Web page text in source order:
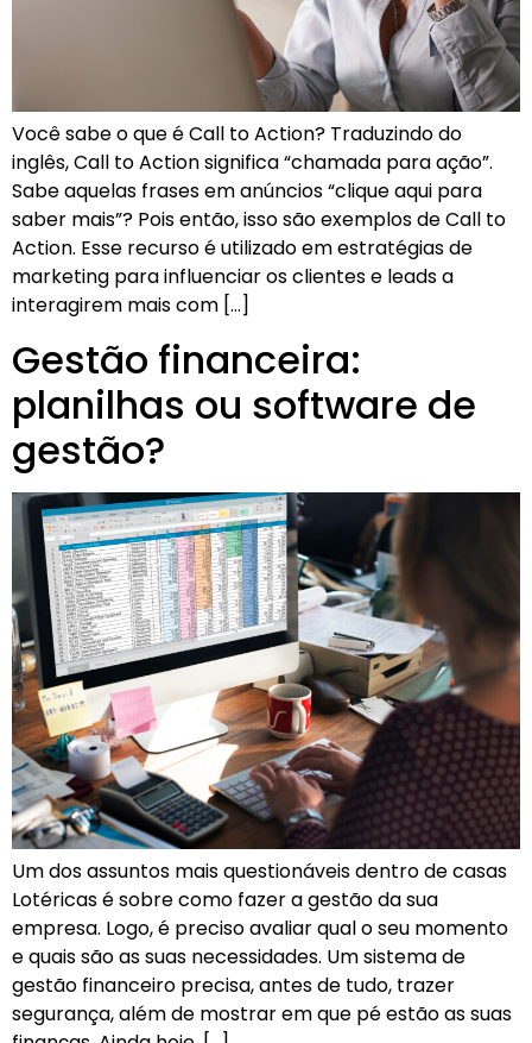
Você sabe o que é Call to Action? Traduzindo do
inglês, Call to Action significa “chamada para ação”.
Sabe aquelas frases em anúncios “clique aqui para
saber mais”? Pois então, isso são exemplos de Call to
Action. Esse recurso é utilizado em estratégias de
marketing para influenciar os clientes e leads a
interagirem mais com […]
Gestão financeira:
planilhas ou software de
gestão?
Um dos assuntos mais questionáveis dentro de casas
Lotéricas é sobre como fazer a gestão da sua
empresa. Logo, é preciso avaliar qual o seu momento
e quais são as suas necessidades. Um sistema de
gestão financeiro precisa, antes de tudo, trazer
segurança, além de mostrar em que pé estão as suas